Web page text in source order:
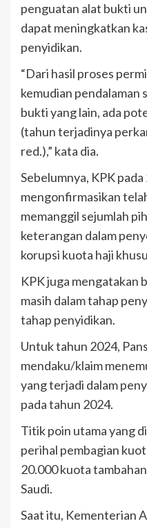
penguatan alat bukti
dapat meningkatkan
penyidikan.
“Dari hasil proses
kemudian pendalaman
bukti yang lain, ada
(tahun terjadinya
red.),” kata dia.
Sebelumnya, KPK
mengonfirmasikan
memanggil sejumlah
keterangan dalam
korupsi kuota haji
KPK juga mengatakan
masih dalam tahap
tahap penyidikan.
Untuk tahun 2024,
mendaku/klaim
yang terjadi dalam
pada tahun 2024.
Titik poin utama yang
perihal pembagian
20.000 kuota
Saudi.
Saat itu, Kementerian